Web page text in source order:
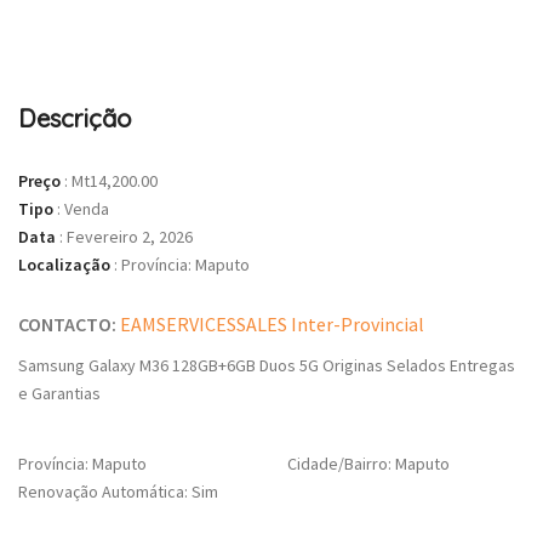
Descrição
Preço : Mt14,200.00
Tipo : Venda
Data : Fevereiro 2, 2026
Localização : Província: Maputo
CONTACTO: EAMSERVICESSALES Inter-Provincial
Samsung Galaxy M36 128GB+6GB Duos 5G Originas Selados Entregas
e Garantias
Província: Maputo
Cidade/Bairro: Maputo
Renovação Automática: Sim